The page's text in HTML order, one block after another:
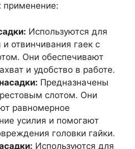
применение:
Используются для
и отвинчивания гаек с
Они обеспечивают
и удобство в работе.
Предназначены
слотом. Они
равномерное
усилия и помогают
головки гайки.
Используются для